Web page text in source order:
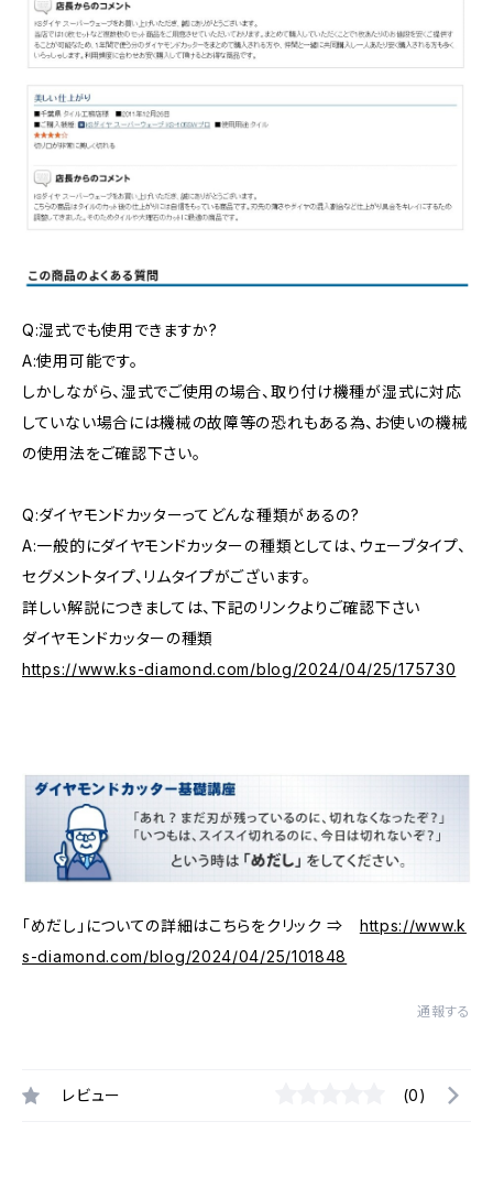
Q:湿式でも使用できますか?
A:使用可能です。
しかしながら、湿式でご使用の場合、取り付け機種が湿式に対応
していない場合には機械の故障等の恐れもある為、お使いの機械
の使用法をご確認下さい。
Q:ダイヤモンドカッターってどんな種類があるの?
A:一般的にダイヤモンドカッターの種類としては、ウェーブタイプ、
セグメントタイプ、リムタイプがございます。
詳しい解説につきましては、下記のリンクよりご確認下さい
ダイヤモンドカッターの種類
https://www.ks-diamond.com/blog/2024/04/25/175730
「めだし」についての詳細はこちらをクリック ⇒ https://www.k
s-diamond.com/blog/2024/04/25/101848
通報する
レビュー (0)